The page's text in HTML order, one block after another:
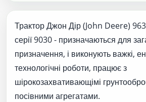
Трактор Джон Дір (John Deere)
серії 9030 - призначаються для
призначення, і виконують важкі,
технологічні роботи, працює з
шірокозахвативающімі
посівними агрегатами.